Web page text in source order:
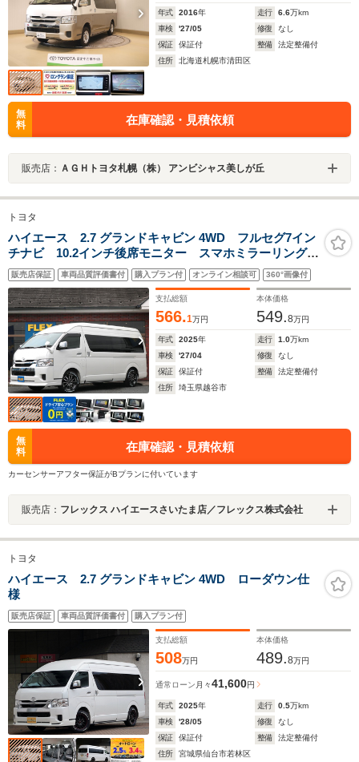
年式 2016年 走行 6.6万km
車検
'27/05 修復
なし
保証
保証付 整備
法定整備付
住所
北海道札幌市清田区
無
料
在庫確認・見積依頼
販売店： ＡＧＨトヨタ札幌（株） アンビシャス美しが丘
トヨタ
ハイエース 2.7 グランドキャビン 4WD フルセグ7イン
チナビ 10.2インチ後席モニター スマホミラーリング
HDMIポート 全席シートカバー オリジナルスポイラ
ー オリジナルオーバーフェンダー トヨタセーフティ
センス パノラミックビューモニター
販売店保証 車両品質評価書付 購入プラン付 オンライン相談可 360°画像付
支払総額
566.1万円
本体価格
549.8万円
年式 2025年 走行 1.0万km
車検
'27/04 修復
なし
保証
保証付 整備
法定整備付
住所
埼玉県越谷市
無
料
在庫確認・見積依頼
カーセンサーアフター保証がBプランに付いています
販売店： フレックス ハイエースさいたま店／フレックス株式会社
トヨタ
ハイエース 2.7 グランドキャビン 4WD ローダウン仕
様
販売店保証 車両品質評価書付 購入プラン付
支払総額
508万円
本体価格
489.8万円
通常ローン 月々41,600円
年式 2025年 走行 0.5万km
車検
'28/05 修復
なし
保証
保証付 整備
法定整備付
住所
宮城県仙台市若林区